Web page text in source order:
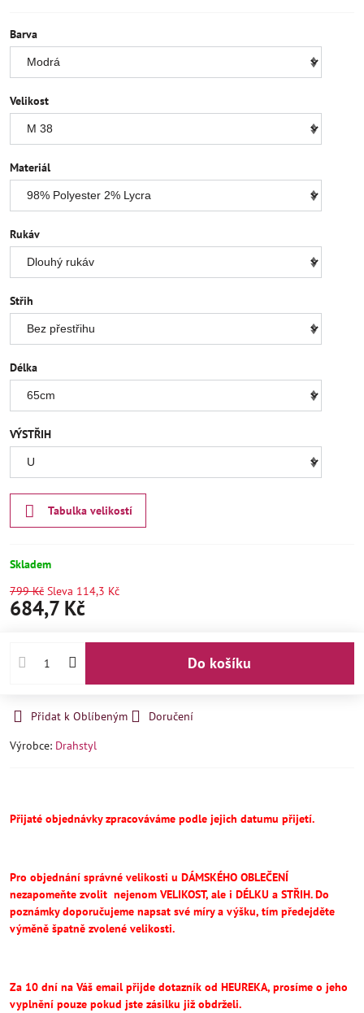
Barva
Velikost
Materiál
Rukáv
Střih
Délka
VÝSTŘIH
Tabulka velikostí
Skladem
799 Kč Sleva 114,3 Kč
684,7 Kč
Do košíku
Přidat k Oblíbeným
Doručení
Výrobce: Drahstyl
Přijaté objednávky zpracováváme podle jejich datumu přijetí.
Pro objednání správné velikosti u DÁMSKÉHO OBLEČENÍ
nezapomeňte zvolit nejenom VELIKOST, ale i DÉLKU a STŘIH.Do
poznámky doporučujeme napsat své míry a výšku, tím předejděte
výměně špatně zvolené velikosti.
Za 10 dní na Váš email přijde dotazník od HEUREKA, prosíme o jeho
vyplnění pouze pokud jste zásilku již obdrželi.